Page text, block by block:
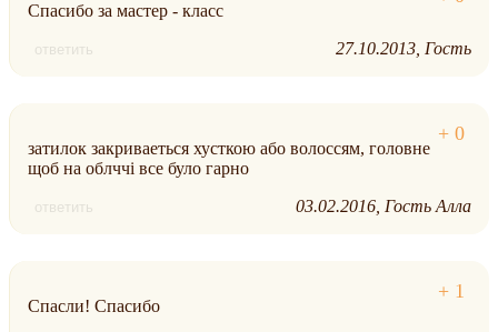
Спасибо за мастер - класс
ответить 27.10.2013 Гость
затилок закриваеться хусткою або волоссям, головне
щоб на облччі все було гарно
ответить 03.02.2016 Гость Алла
Спасли! Спасибо